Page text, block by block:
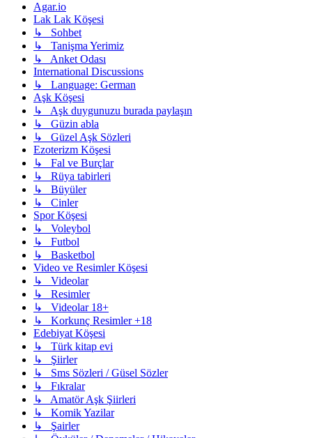
Agar.io
Lak Lak Köşesi
↳ Sohbet
↳ Tanişma Yerimiz
↳ Anket Odası
International Discussions
↳ Language: German
Aşk Köşesi
↳ Aşk duygunuzu burada paylaşın
↳ Güzin abla
↳ Güzel Aşk Sözleri
Ezoterizm Köşesi
↳ Fal ve Burçlar
↳ Rüya tabirleri
↳ Büyüler
↳ Cinler
Spor Köşesi
↳ Voleybol
↳ Futbol
↳ Basketbol
Video ve Resimler Köşesi
↳ Videolar
↳ Resimler
↳ Videolar 18+
↳ Korkunç Resimler +18
Edebiyat Köşesi
↳ Türk kitap evi
↳ Şiirler
↳ Sms Sözleri / Güsel Sözler
↳ Fıkralar
↳ Amatör Aşk Şiirleri
↳ Komik Yazilar
↳ Şairler